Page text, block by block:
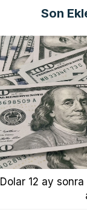
Son
Dolar 12 ay